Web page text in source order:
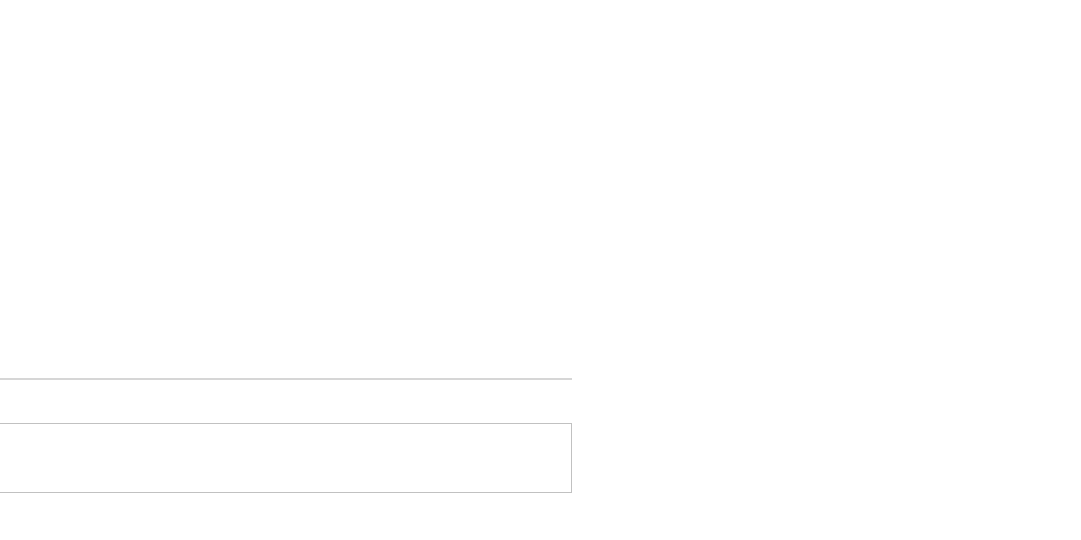
Transferegov para
Emendas Pix, já podem utilizar a
prazo para envio de
sobre Operações Imobiliárias